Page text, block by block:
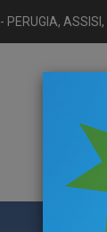
- PERUGIA,